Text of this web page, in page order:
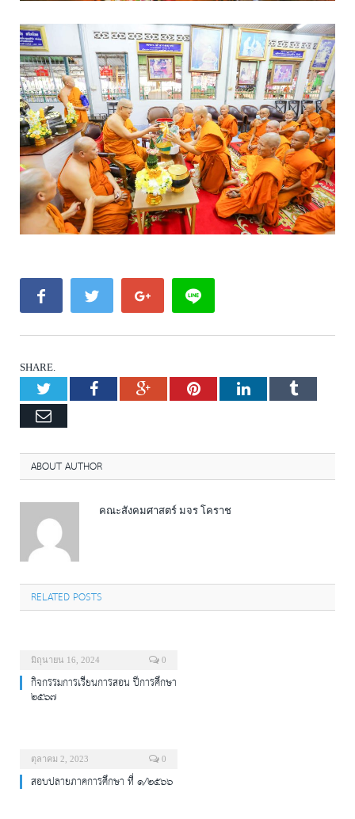
SHARE.
TwitterFacebookGoogle+PinterestLinkedInTumblr
Email
ABOUT AUTHOR
คณะสังคมศาสตร์ มจร โคราช
RELATED POSTS
มิถุนายน 16, 2024 0
กิจกรรมการเรียนการสอน ปีการศึกษา
๒๕๖๗
ตุลาคม 2, 2023 0
สอบปลายภาคการศึกษา ที่ ๑/๒๕๖๖